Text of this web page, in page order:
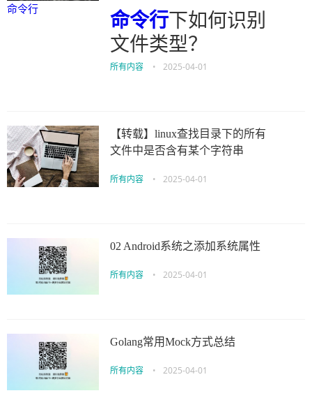
命令行 命令行下如何识别
文件类型？
所有内容 • 2025-04-01
【转载】linux查找目录下的所有
文件中是否含有某个字符串
所有内容 • 2025-04-01
02 Android系统之添加系统属性
所有内容 • 2025-04-01
Golang常用Mock方式总结
所有内容 • 2025-04-01